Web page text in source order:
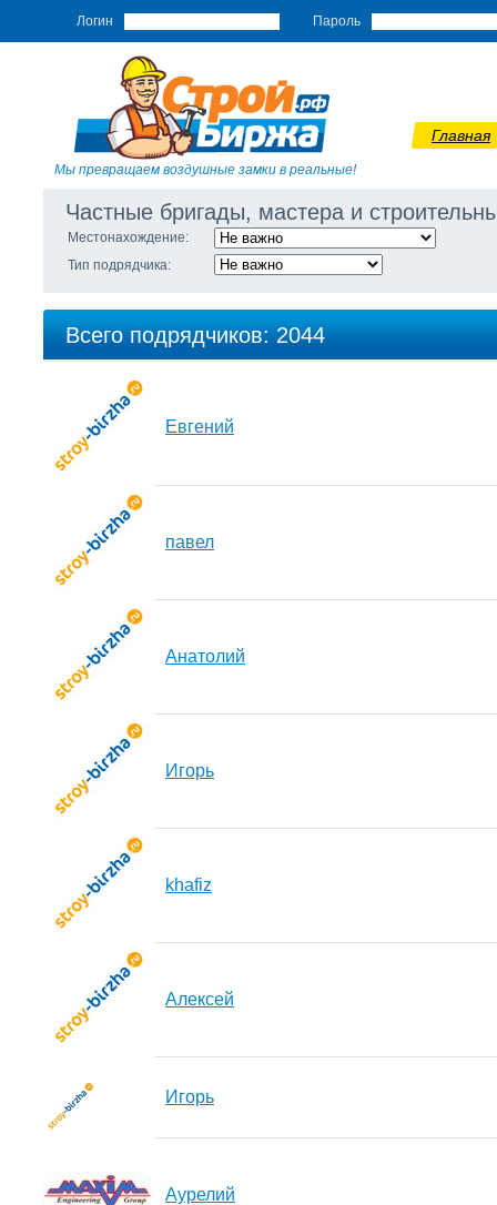
Логин Пароль
Мы превращаем воздушные замки в реальные!
Главная
Частные бригады, мастера и
Местонахождение:
Тип подрядчика:
Всего подрядчиков: 2044
Евгений
павел
Анатолий
Игорь
khafiz
Алексей
Игорь
Аурелий